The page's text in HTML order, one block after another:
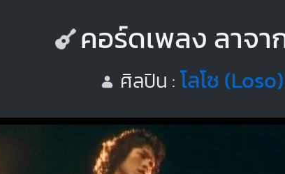
คอร์ดเพลง ลาจา
ศิลปิน :โลโซ (Loso)